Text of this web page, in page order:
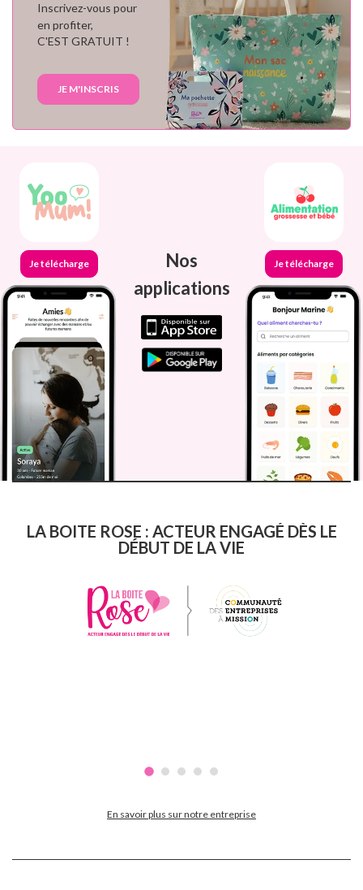
Inscrivez-vous pour
en profiter,
C'EST GRATUIT !
JE M'INSCRIS
Je télécharge
Nos
applications
Je télécharge
LA BOITE ROSE : ACTEUR ENGAGÉ DÈS LE
DÉBUT DE LA VIE
En savoir plus sur notre entreprise